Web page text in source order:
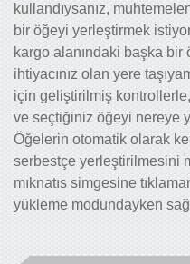
kullandıysanız,
bir öğeyi yerleştirmek
kargo alanındaki başka bir
ihtiyacınız olan yere
için geliştirilmiş
ve seçtiğiniz öğeyi nereye
Öğelerin otomatik olarak
serbestçe yerleştirilmesini
mıknatıs simgesine
yükleme modundayken